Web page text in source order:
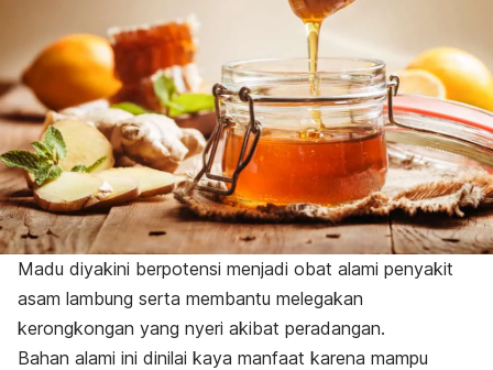
Madu diyakini berpotensi menjadi obat alami penyakit
asam lambung serta membantu melegakan
kerongkongan yang nyeri akibat peradangan.
Bahan alami ini dinilai kaya manfaat karena mampu